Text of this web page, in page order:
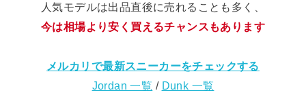
人気モデルは出品直後に売れることも多く、
今は相場より安く買えるチャンスもあります
メルカリで最新スニーカーをチェックする
Jordan 一覧 / Dunk 一覧